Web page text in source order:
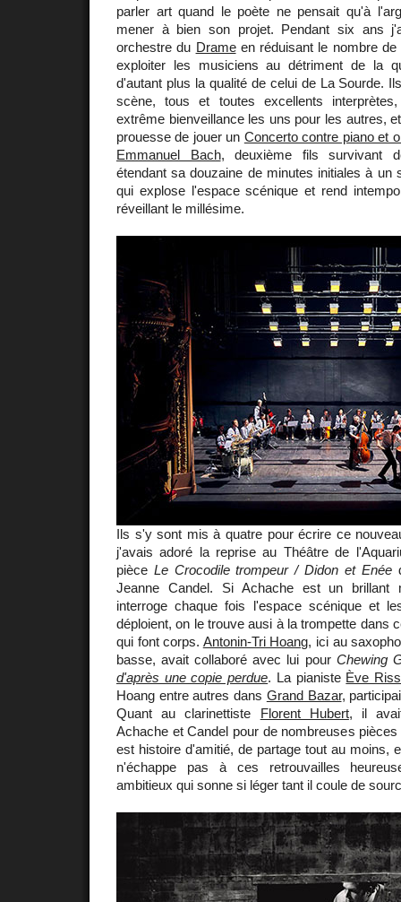
parler art quand le poète ne pensait qu'à
mener à bien son projet. Pendant six ans
orchestre du Drameen réduisant le nombre de
exploiter les musiciens au détriment de la
d'autant plus la qualité de celui de La Sourde.
scène, tous et toutes excellents
extrême bienveillance les uns pour les autres,
prouesse de jouer un Concerto contre piano et
Emmanuel Bach, deuxième fils survivant
étendant sa douzaine de minutes initiales à un
qui explose l'espace scénique et rend
réveillant le millésime.
Ils s'y sont mis à quatre pour écrire ce
j'avais adoré la reprise au Théâtre de
pièce Le Crocodile trompeur / Didon et Enée
Jeanne Candel. Si Achache est un brillant
interroge chaque fois l'espace scénique et
déploient, on le trouve ausi à la trompette dans
qui font corps. Antonin-Tri Hoang, ici au
basse, avait collaboré avec lui pour Chewing
d'après une copie perdue. La pianiste Ève
Hoang entre autres dans Grand Bazar,
Quant au clarinettiste Florent Hubert, il
Achache et Candel pour de nombreuses
est histoire d'amitié, de partage tout au moins,
n'échappe pas à ces retrouvailles
ambitieux qui sonne si léger tant il coule de